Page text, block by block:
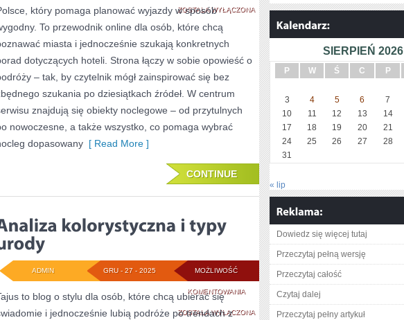
W
POLSCE
ZOSTAŁA WYŁĄCZONA
który pomaga planować wyjazdy w sposób
To przewodnik online dla osób, które chcą
miasta i jednocześnie szukają konkretnych
dotyczących hoteli. Strona łączy w sobie opowieść o
– tak, by czytelnik mógł zainspirować się bez
szukania po dziesiątkach źródeł. W centrum
znajdują się obiekty noclegowe – od przytulnych
nowoczesne, a także wszystko, co pomaga wybrać
dopasowany [ Read More ]
CONTINUE
MOŻLIWOŚĆ
KOMENTOWANIAANALIZA
KOLORYSTYCZNA
ZOSTAŁA WYŁĄCZONA
GRU - 27 - 2025
ADMIN
to blog o stylu dla osób, które chcą ubierać się
i jednocześnie lubią podróże po trendach z
SIERPIEŃ 2026
P W Ś C P
3
4 5 6 7
10
11 12 13 14
17
18 19 20 21
24
25 26 27 28
31
« lip
Dowiedz się więcej tutaj
Przeczytaj pełną wersję
Przeczytaj całość
Czytaj dalej
Przeczytaj pełny artykuł